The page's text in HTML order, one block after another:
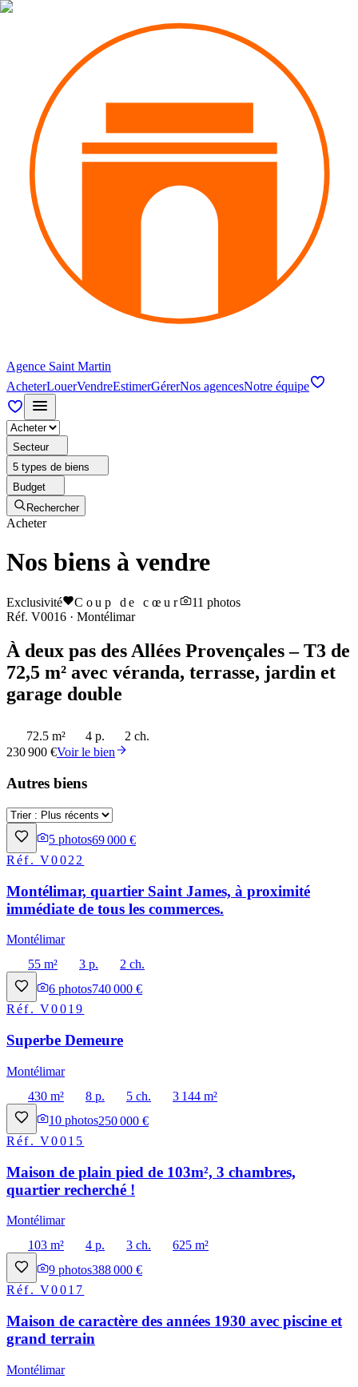
Agence Saint Martin
AcheterLouerVendreEstimerGérerNos agencesNotre équipe
Secteur
5 types de biens
Budget
Rechercher
Acheter
Nos biens à vendre
Exclusivité Coup de cœur 11 photos
Réf. V0016 · Montélimar
À deux pas des Allées Provençales – T3 de
72,5 m² avec véranda, terrasse, jardin et
garage double
72.5 m² 4 p.
2 ch.
230 900 €Voir le bien
Autres biens
5 photos69 000 €
Réf.V0022
Montélimar, quartier Saint James, à proximité
immédiate de tous les commerces.
Montélimar
55 m²
3 p.
2 ch.
6 photos740 000 €
Réf.V0019
Superbe Demeure
Montélimar
430 m²
8 p. 5 ch.
3 144 m²
10 photos250 000 €
Réf.V0015
Maison de plain pied de 103m², 3 chambres,
quartier recherché !
Montélimar
103 m²
4 p. 3 ch.
625 m²
9 photos388 000 €
Réf.V0017
Maison de caractère des années 1930 avec piscine et
grand terrain
Montélimar